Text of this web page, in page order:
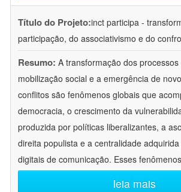
Título do Projeto:inct participa -
participação, do associativismo e do
Resumo: A transformação dos
mobilização social e a emergência de
conflitos são fenômenos globais que
democracia, o crescimento da
produzida por políticas liberalizantes, a
direita populista e a centralidade
digitais de comunicação. Esses
leia mais